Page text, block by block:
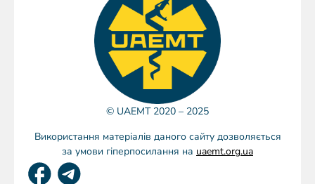
© UAEMT 2020 – 2025
Використання матеріалів даного сайту дозволяється
за умови гіперпосилання на uaemt.org.ua